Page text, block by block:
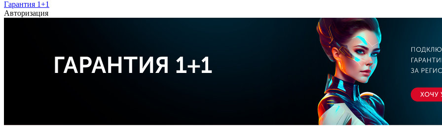
Гарантия 1+1
Авторизация